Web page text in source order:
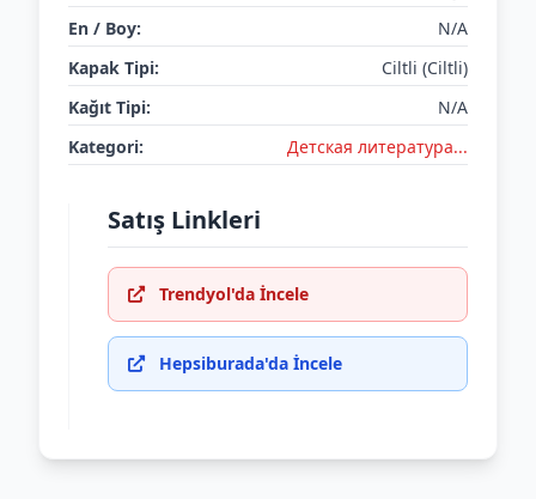
En / Boy:
N/A
Kapak Tipi:
Ciltli (Ciltli)
Kağıt Tipi:
N/A
Kategori:
Детская литератураㅤㅤㅤ...
Satış Linkleri
Trendyol'da İncele
Hepsiburada'da İncele